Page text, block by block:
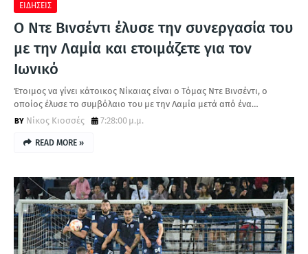
ΕΙΔΗΣΕΙΣ
Ο Ντε Βινσέντι έλυσε την συνεργασία του
με την Λαμία και ετοιμάζετε για τον
Ιωνικό
Έτοιμος να γίνει κάτοικος Νίκαιας είναι ο Τόμας Ντε Βινσέντι, ο
οποίος έλυσε το συμβόλαιο του με την Λαμία μετά από ένα…
Νίκος Κιοσσές
7:28:00 μ.μ.
READ MORE »